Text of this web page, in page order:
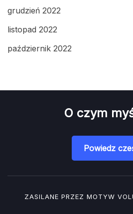
grudzień 2022
listopad 2022
październik 2022
O czym
Powiedz
ZASILANE PRZEZ MOTYW